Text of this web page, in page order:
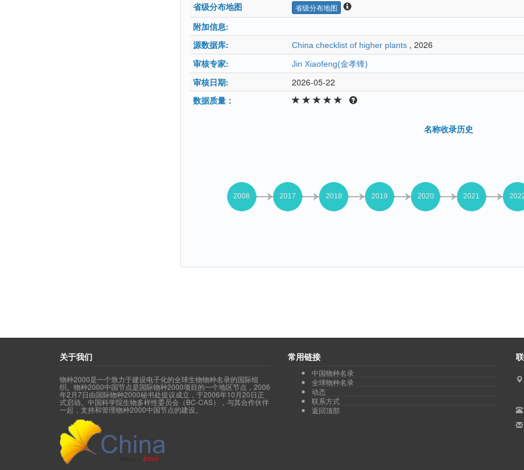
省级分布地图
省级分布地图
附加信息:
源数据库:
China checklist of higher plants , 2026
审核专家:
Jin Xiaofeng(金孝锋)
审核日期:
2026-05-22
数据质量：
名称收录历史
关于我们
物种2000是一个致力于建设电子化的全球生物物种名录的国际组
织。物种2000中国节点是国际物种2000项目的一个地区节点，2006
年2月7日由国际物种2000秘书处提议成立，于2006年10月20日正
式启动。中国科学院生物多样性委员会（BC-CAS），与其合作伙伴
一起，支持和管理物种2000中国节点的建设。
常用链接
中国物种名录
全球物种名录
动态
联系方式
返回顶部